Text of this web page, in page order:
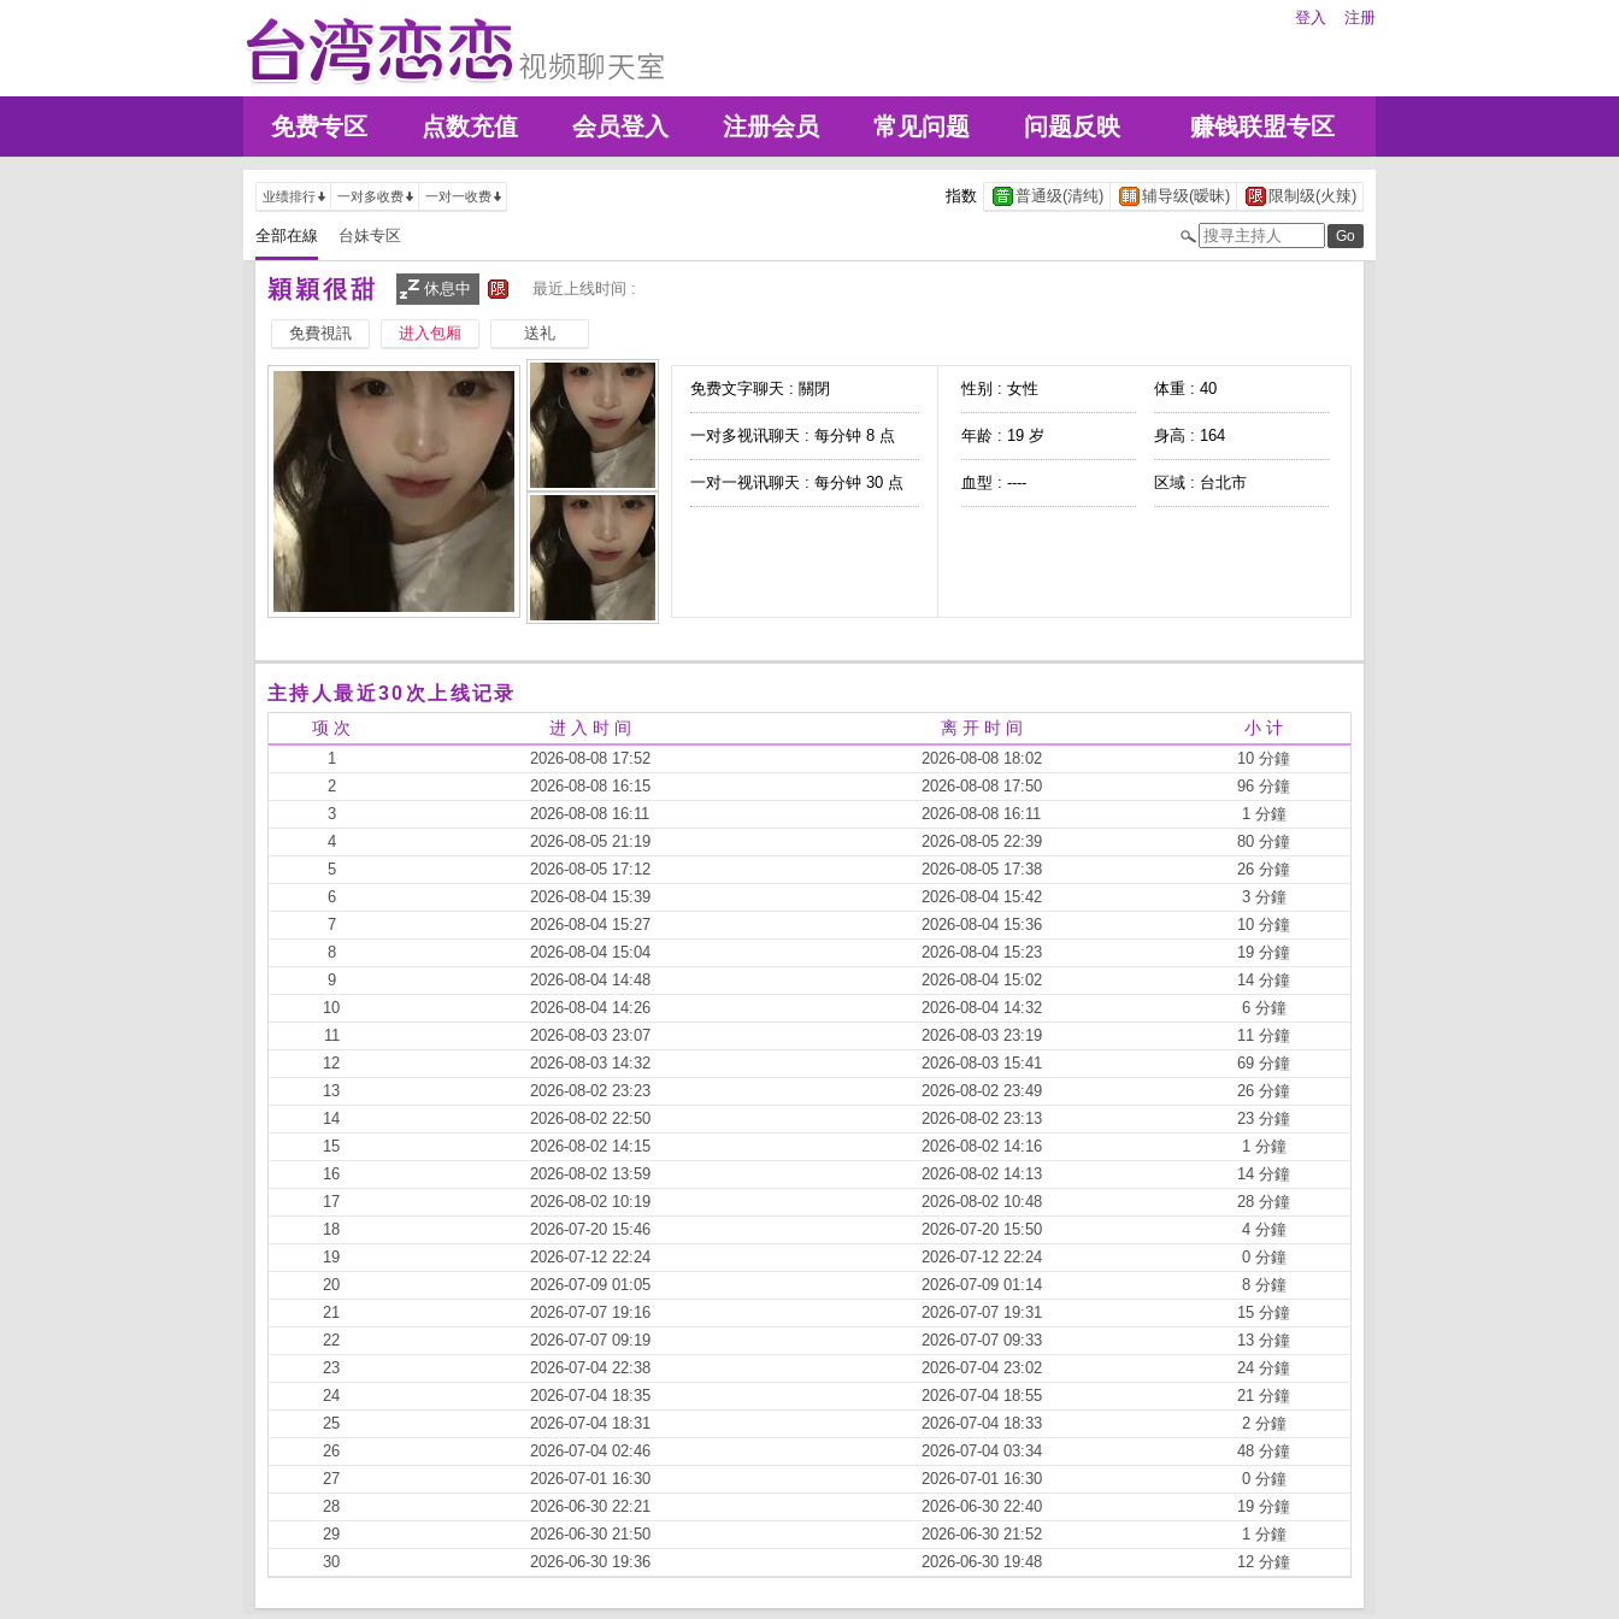
登入 注册
免费专区 点数充值 会员登入 注册会员 常见问题 问题反映 赚钱联盟专区
业绩排行 一对多收费 一对一收费 指数 普通级(清纯) 辅导级(暧昧) 限制级(火辣)
全部在線 台妹专区
穎穎很甜 休息中 最近上线时间 :
免費視訊 进入包厢 送礼
免费文字聊天 : 關閉
一对多视讯聊天 : 每分钟 8 点
一对一视讯聊天 : 每分钟 30 点
性别 : 女性 体重 : 40
年龄 : 19 岁 身高 : 164
血型 : ---- 区域 : 台北市
主持人最近30次上线记录
项 次 进 入 时 间 离 开 时 间 小 计
1 2026-08-08 17:52 2026-08-08 18:02
10 分鐘
2
2026-08-08 16:15 2026-08-08 17:50
96 分鐘
3
2026-08-08 16:11 2026-08-08 16:11
1 分鐘
4
2026-08-05 21:19 2026-08-05 22:39
80 分鐘
5
2026-08-05 17:12 2026-08-05 17:38
26 分鐘
6
2026-08-04 15:39 2026-08-04 15:42
3 分鐘
7
2026-08-04 15:27 2026-08-04 15:36
10 分鐘
8
2026-08-04 15:04 2026-08-04 15:23
19 分鐘
9
2026-08-04 14:48 2026-08-04 15:02
14 分鐘
10
2026-08-04 14:26 2026-08-04 14:32
6 分鐘
11
2026-08-03 23:07 2026-08-03 23:19
11 分鐘
12
2026-08-03 14:32 2026-08-03 15:41
69 分鐘
13
2026-08-02 23:23 2026-08-02 23:49
26 分鐘
14
2026-08-02 22:50 2026-08-02 23:13
23 分鐘
15
2026-08-02 14:15 2026-08-02 14:16
1 分鐘
16
2026-08-02 13:59 2026-08-02 14:13
14 分鐘
17
2026-08-02 10:19 2026-08-02 10:48
28 分鐘
18
2026-07-20 15:46 2026-07-20 15:50
4 分鐘
19
2026-07-12 22:24 2026-07-12 22:24
0 分鐘
20
2026-07-09 01:05 2026-07-09 01:14
8 分鐘
21
2026-07-07 19:16 2026-07-07 19:31
15 分鐘
22
2026-07-07 09:19 2026-07-07 09:33
13 分鐘
23
2026-07-04 22:38 2026-07-04 23:02
24 分鐘
24
2026-07-04 18:35 2026-07-04 18:55
21 分鐘
25
2026-07-04 18:31 2026-07-04 18:33
2 分鐘
26
2026-07-04 02:46 2026-07-04 03:34
48 分鐘
27
2026-07-01 16:30 2026-07-01 16:30
0 分鐘
28
2026-06-30 22:21 2026-06-30 22:40
19 分鐘
29
2026-06-30 21:50 2026-06-30 21:52
1 分鐘
30
2026-06-30 19:36 2026-06-30 19:48 12 分鐘